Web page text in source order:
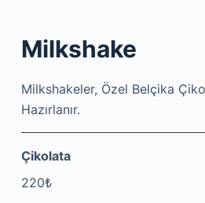
Milkshake
Milkshakeler, Özel Belçika
Hazırlanır.
Çikolata
220₺